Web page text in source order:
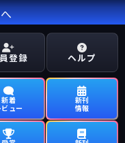
登録 ヘルプ
新着
ビュー
新刊
情報